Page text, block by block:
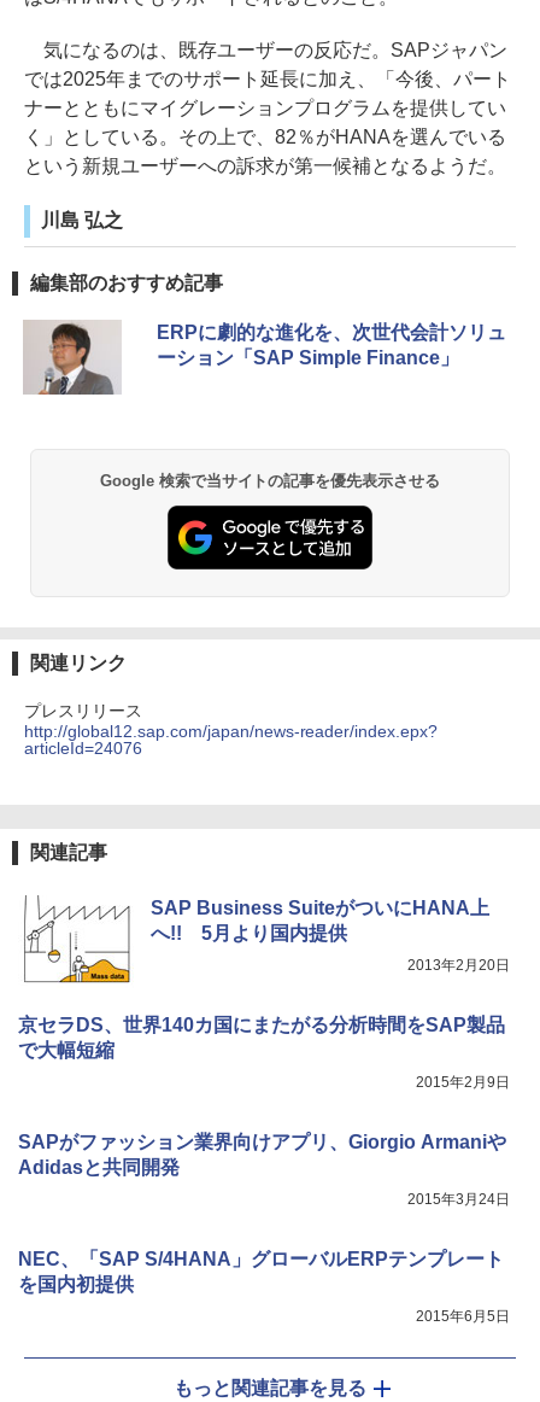
気になるのは、既存ユーザーの反応だ。SAPジャパン
では2025年までのサポート延長に加え、「今後、パート
ナーとともにマイグレーションプログラムを提供してい
く」としている。その上で、82％がHANAを選んでいる
という新規ユーザーへの訴求が第一候補となるようだ。
川島 弘之
編集部のおすすめ記事
ERPに劇的な進化を、次世代会計ソリュ
ーション「SAP Simple Finance」
Google 検索で当サイトの記事を優先表示させる
関連リンク
プレスリリース
http://global12.sap.com/japan/news-reader/index.epx?
articleId=24076
関連記事
SAP Business SuiteがついにHANA上
へ!! 5月より国内提供
2013年2月20日
京セラDS、世界140カ国にまたがる分析時間をSAP製品
で大幅短縮
2015年2月9日
SAPがファッション業界向けアプリ、Giorgio Armaniや
Adidasと共同開発
2015年3月24日
NEC、「SAP S/4HANA」グローバルERPテンプレート
を国内初提供
2015年6月5日
もっと関連記事を見る